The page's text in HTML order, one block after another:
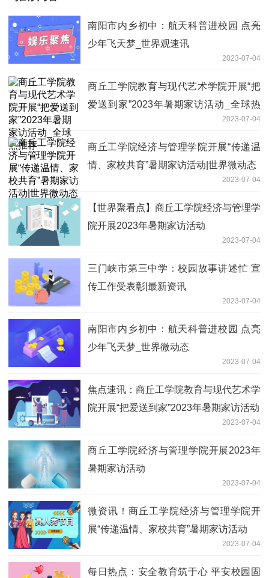
南阳市内乡初中：航天科普进校园 点亮
少年飞天梦_世界观速讯
2023-07-04
商丘工学院教育与现代艺术学院开展“把
爱送到家”2023年暑期家访活动_全球热
2023-07-04
商丘工学院经济与管理学院开展“传递温
情、家校共育”暑期家访活动|世界微动态
2023-07-04
【世界聚看点】商丘工学院经济与管理学
院开展2023年暑期家访活动
2023-07-04
三门峡市第三中学：校园故事讲述忙 宣
传工作受表彰|最新资讯
2023-07-04
南阳市内乡初中：航天科普进校园 点亮
少年飞天梦_世界微动态
2023-07-04
焦点速讯：商丘工学院教育与现代艺术学
院开展“把爱送到家”2023年暑期家访活动
2023-07-04
商丘工学院经济与管理学院开展2023年
暑期家访活动
2023-07-04
微资讯！商丘工学院经济与管理学院开
展“传递温情、家校共育”暑期家访活动
2023-07-04
每日热点：安全教育筑于心 平安校园固